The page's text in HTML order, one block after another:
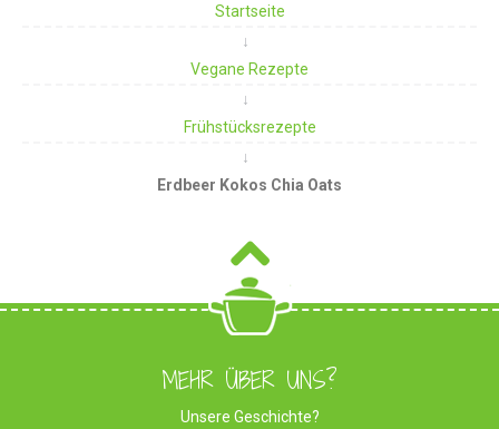
Startseite
Vegane Rezepte
Frühstücksrezepte
Erdbeer Kokos Chia Oats
MEHR ÜBER UNS?
Unsere Geschichte?